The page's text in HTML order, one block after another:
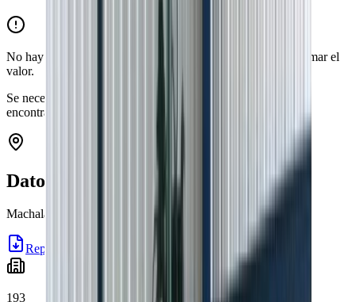
No hay suficientes propiedades similares en la zona para estimar el
valor.
Se necesitan al menos
encontramos
Datos del barrio
Machala propiedades activas
Reporte
193